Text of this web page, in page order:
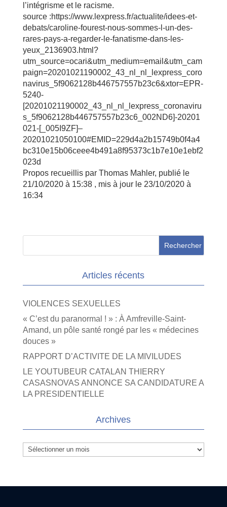
l’intégrisme et le racisme.
source :https://www.lexpress.fr/actualite/idees-et-
debats/caroline-fourest-nous-sommes-l-un-des-
rares-pays-a-regarder-le-fanatisme-dans-les-
yeux_2136903.html?
utm_source=ocari&utm_medium=email&utm_cam
paign=20201021190002_43_nl_nl_lexpress_coro
navirus_5f9062128b446757557b23c6&xtor=EPR-
5240-
[20201021190002_43_nl_nl_lexpress_coronaviru
s_5f9062128b446757557b23c6_002ND6]-20201
021-[_005I9ZF]–
20201021050100#EMID=229d4a2b15749b0f4a4
bc310e15b06ceee4b491a8f95373c1b7e10e1ebf2
023d
Propos recueillis par Thomas Mahler, publié le
21/10/2020 à 15:38 , mis à jour le 23/10/2020 à
16:34
Articles récents
VIOLENCES SEXUELLES
« C’est du paranormal ! » : À Amfreville-Saint-
Amand, un pôle santé rongé par les « médecines
douces »
RAPPORT D’ACTIVITE DE LA MIVILUDES
LE YOUTUBEUR CATALAN THIERRY
CASASNOVAS ANNONCE SA CANDIDATURE A
LA PRESIDENTIELLE
Archives
Archives